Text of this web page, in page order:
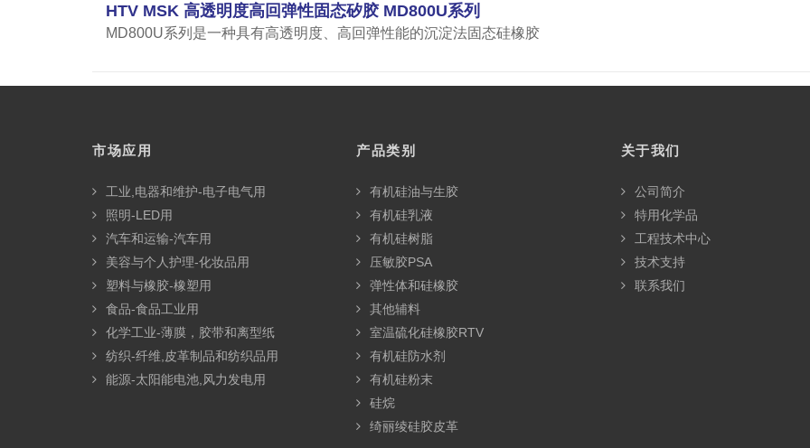
HTV MSK 高透明度高回弹性固态矽胶 MD800U系列
MD800U系列是一种具有高透明度、高回弹性能的沉淀法固态硅橡胶
市场应用
工业,电器和维护-电子电气用
照明-LED用
汽车和运输-汽车用
美容与个人护理-化妆品用
塑料与橡胶-橡塑用
食品-食品工业用
化学工业-薄膜，胶带和离型纸
纺织-纤维,皮革制品和纺织品用
能源-太阳能电池,风力发电用
产品类别
有机硅油与生胶
有机硅乳液
有机硅树脂
压敏胶PSA
弹性体和硅橡胶
其他辅料
室温硫化硅橡胶RTV
有机硅防水剂
有机硅粉末
硅烷
绮丽绫硅胶皮革
关于我们
公司简介
特用化学品
工程技术中心
技术支持
联系我们